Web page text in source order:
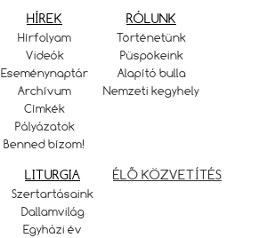
HÍREK
Hírfolyam
Videók
Eseménynaptár
Archívum
Címkék
Pályázatok
Benned bízom!
RÓLUNK
Történetünk
Püspökeink
Alapító bulla
Nemzeti kegyhely
LITURGIA
Szertartásaink
Dallamvilág
Egyházi év
ÉLŐ KÖZVETÍTÉS